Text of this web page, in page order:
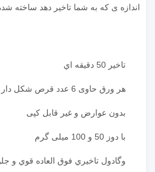
اندازه ی که به شما تاخیر دهد ساخته
تاخير 50 دقيقه اي
هر ورق حاوی 6 عدد قرص شکل دار
بدون عوارض و غیر قابل کپی
با دوز 50 و 100 میلی گرم
وگادول تاخيري فوق العاده قوي و